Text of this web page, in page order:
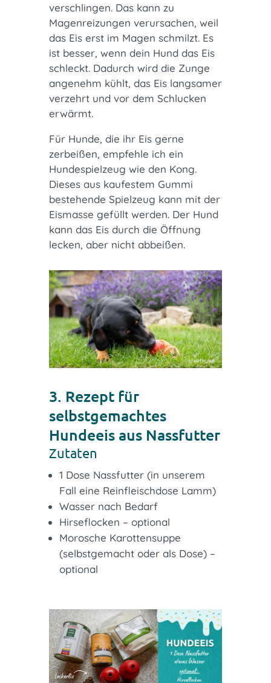
verschlingen. Das kann zu
Magenreizungen verursachen, weil
das Eis erst im Magen schmilzt. Es
ist besser, wenn dein Hund das Eis
schleckt. Dadurch wird die Zunge
angenehm kühlt, das Eis langsamer
verzehrt und vor dem Schlucken
erwärmt.
Für Hunde, die ihr Eis gerne
zerbeißen, empfehle ich ein
Hundespielzeug wie den Kong.
Dieses aus kaufestem Gummi
bestehende Spielzeug kann mit der
Eismasse gefüllt werden. Der Hund
kann das Eis durch die Öffnung
lecken, aber nicht abbeißen.
3. Rezept für
selbstgemachtes
Hundeeis aus Nassfutter
Zutaten
1 Dose Nassfutter (in unserem
Fall eine Reinfleischdose Lamm)
Wasser nach Bedarf
Hirseflocken – optional
Morosche Karottensuppe
(selbstgemacht oder als Dose) –
optional